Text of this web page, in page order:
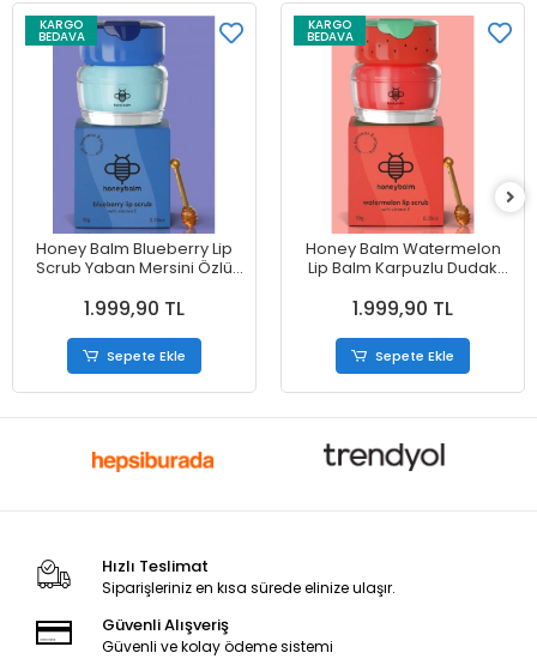
KARGO
BEDAVA
Honey Balm Blueberry Lip
Scrub Yaban Mersini Özlü
1.999,90 TL
Sepete Ekle
KARGO
BEDAVA
Honey Balm Watermelon
Lip Balm Karpuzlu Dudak
1.999,90 TL
Sepete Ekle
Hızlı Teslimat
Siparişleriniz en kısa sürede elinize ulaşır.
Güvenli Alışveriş
Güvenli ve kolay ödeme sistemi